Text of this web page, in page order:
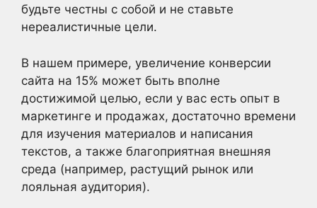
будьте честны с собой и не ставьте
нереалистичные цели.
В нашем примере, увеличение конверсии
сайта на 15% может быть вполне
достижимой целью, если у вас есть опыт в
маркетинге и продажах, достаточно времени
для изучения материалов и написания
текстов, а также благоприятная внешняя
среда (например, растущий рынок или
лояльная аудитория).